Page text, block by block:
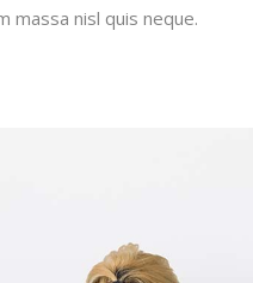
massa nisl quis neque.